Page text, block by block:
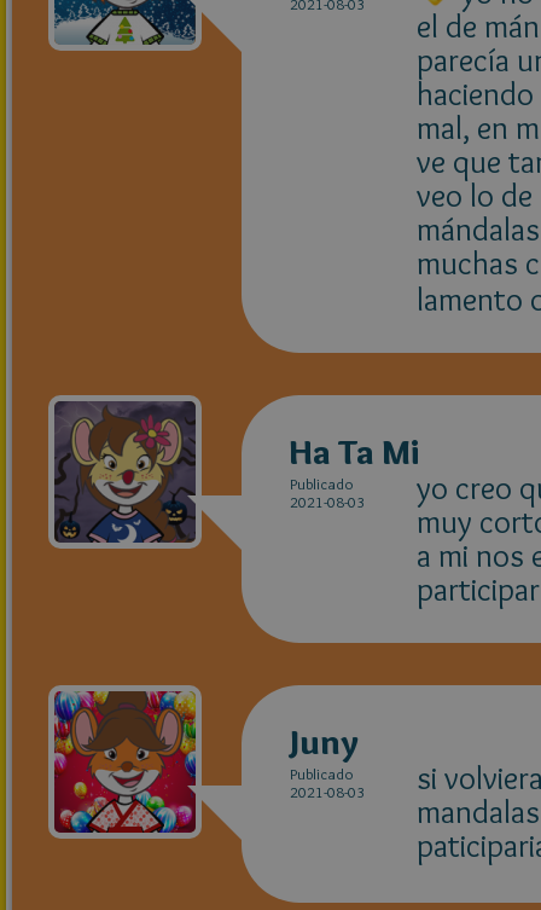
el de
parecía
mal, en
ve que
veo lo
muchas
lamento
Ha Ta Mi
Publicado
2021-08-03
yo creo
muy
a mi nos
Juny
Publicado
2021-08-03
si